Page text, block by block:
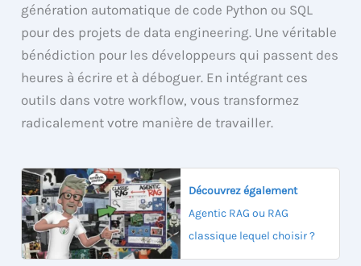
génération automatique de code Python ou SQL
pour des projets de data engineering. Une véritable
bénédiction pour les développeurs qui passent des
heures à écrire et à déboguer. En intégrant ces
outils dans votre workflow, vous transformez
radicalement votre manière de travailler.
Découvrez également
Agentic RAG ou RAG
classique lequel choisir ?